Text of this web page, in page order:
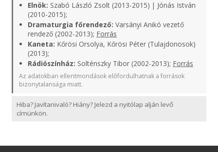
Elnök: Szabó László Zsolt (2013-2015) | Jónás István
(2010-2015);
Dramaturgia főrendező: Varsányi Anikó vezető
rendező (2002-2013); Forrás
Kaneta: Kőrösi Orsolya, Kőrösi Péter (Tulajdonosok)
(2013);
Rádiószínház: Solténszky Tibor (2002-2013); Forrás
Az adatokban ellentmondások előfordulhatnak a források
bizonytalansága miatt.
Hiba? Javítanivaló? Hiány? Jelezd a nyitólap alján levő
címünkön.